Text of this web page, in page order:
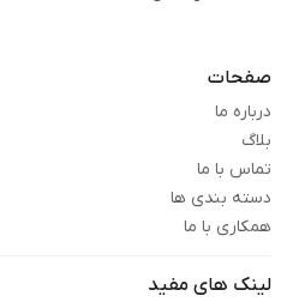
صفحات
درباره ما
بلاگ
تماس با ما
دسته بندی ها
همکاری با ما
لینک های مفید